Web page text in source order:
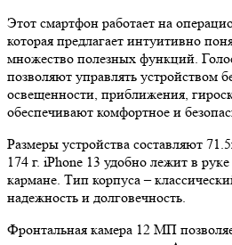
Этот смартфон работает на
которая предлагает интуитивно
множество полезных функций.
позволяют управлять устройством
освещенности, приближения,
обеспечивают комфортное и
Размеры устройства составляют
174 г. iPhone 13 удобно лежит в
кармане. Тип корпуса –
надежность и долговечность.
Фронтальная камера 12 МП